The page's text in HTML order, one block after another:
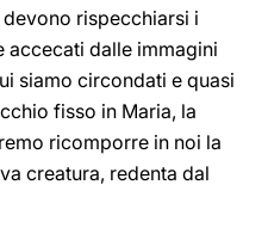
rispecchiarsi i
accecati dalle immagini
siamo circondati e quasi
fisso in Maria, la
ricomporre in noi la
creatura, redenta dal